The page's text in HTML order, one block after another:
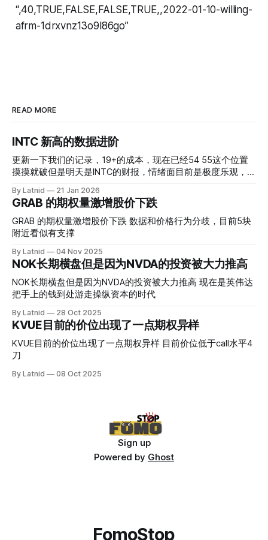
“,40,TRUE,FALSE,FALSE,TRUE,,2022-01-10-willing-
afrm-1drxvnz13o9l86go”
READ MORE
INTC 新高的数据进阶
更新一下我们的记录，19+的成本，现在已经54 55这个位置
摸摸就破但是明天是INTC的财报，情绪面目前是极度乐观，反
是突破前的支撑CC感觉可以做，放远些, 因为18A的经验还未
真正得到普遍大众的关注，当然财报可以继续出新消息顶一下
压力位置。 数据在70驻扎 整体呈现 47 – 60 短期位置
By Latnid 21 Jan 2026
GRAB 的期权量激增股价下跌
GRAB 的期权量激增股价下跌 数据和价格行为分歧，目前5块
附近看似有支撑
By Latnid 04 Nov 2025
NOK长期横盘但是因为NVDA的投资被大力推高
NOK长期横盘但是因为NVDA的投资被大力推高 现在是英伟达
把手上的钱到处游走操纵资本的时代
By Latnid 28 Oct 2025
KVUE目前的价位出现了一点期权异样
KVUE目前的价位出现了一点期权异样 目前价位低于call水平4
刀
By Latnid 08 Oct 2025
Sign up
Powered by Ghost
FomoStop